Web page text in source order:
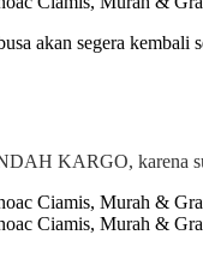
akan segera
KARGO, karena